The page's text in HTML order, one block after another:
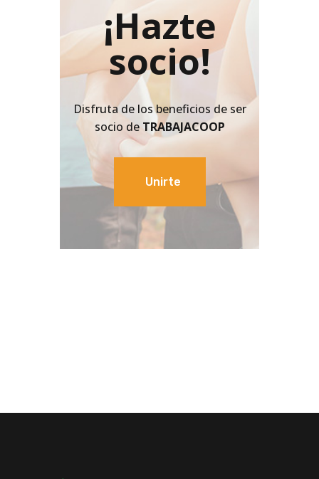
¡Hazte
socio!
Disfruta de los beneficios de ser
socio de TRABAJACOOP
Unirte